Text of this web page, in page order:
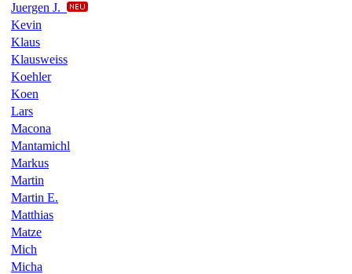
Juergen J.
Kevin
Klaus
Klausweiss
Koehler
Koen
Lars
Macona
Mantamichl
Markus
Martin
Martin E.
Matthias
Matze
Mich
Micha